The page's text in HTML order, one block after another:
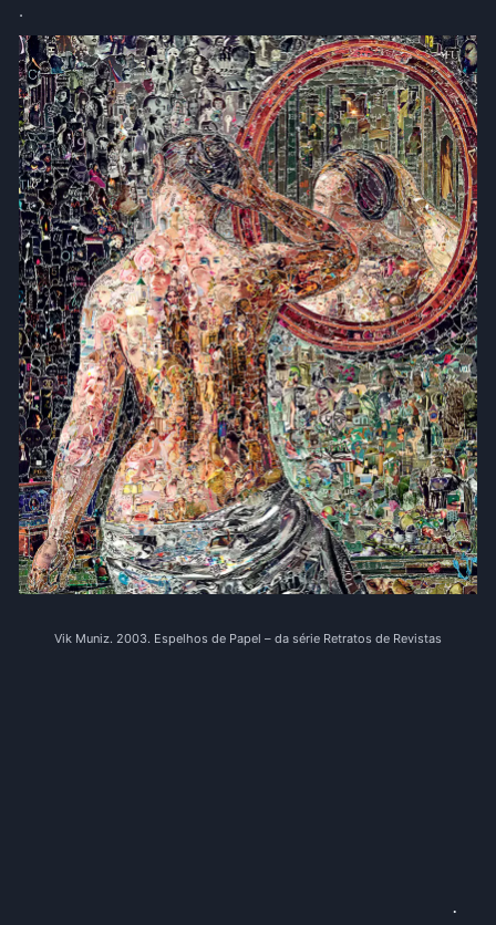
.
Vik Muniz. 2003. Espelhos de Papel – da série Retratos de Revistas
.